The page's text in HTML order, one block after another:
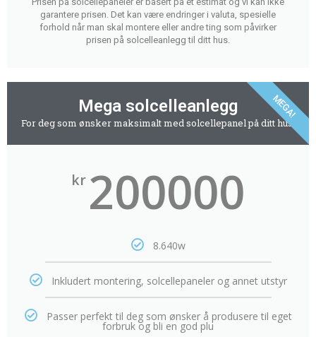
garantere prisen. Det kan være endringer i valuta, spesielle
forhold når man skal montere eller andre ting som påvirker
prisen på solcelleanlegg til ditt hus.
Mega solcelleanlegg
For deg som ønsker maksimalt med solcellepanel på ditt hus.
kr 200000
8.640w
Inkludert montering, solcellepaneler og annet utstyr
Passer perfekt til deg som ønsker å produsere til eget
forbruk og bli en god plu
MEGA!